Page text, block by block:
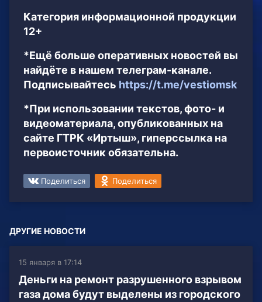
Категория информационной продукции
12+
*Ещё больше оперативных новостей вы
найдёте в нашем телеграм-канале.
Подписывайтесь https://t.me/vestiomsk
*При использовании текстов, фото- и
видеоматериала, опубликованных на
сайте ГТРК «Иртыш», гиперссылка на
первоисточник обязательна.
Поделиться Поделиться
ДРУГИЕ НОВОСТИ
15 января в 17:14
Деньги на ремонт разрушенного взрывом
газа дома будут выделены из городского